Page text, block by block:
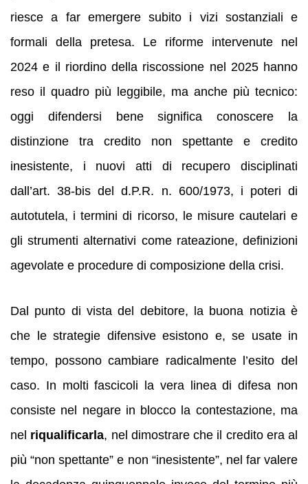
riesce a far emergere subito i vizi sostanziali e
formali della pretesa. Le riforme intervenute nel
2024 e il riordino della riscossione nel 2025 hanno
reso il quadro più leggibile, ma anche più tecnico:
oggi difendersi bene significa conoscere la
distinzione tra credito non spettante e credito
inesistente, i nuovi atti di recupero disciplinati
dall’art. 38-bis del d.P.R. n. 600/1973, i poteri di
autotutela, i termini di ricorso, le misure cautelari e
gli strumenti alternativi come rateazione, definizioni
agevolate e procedure di composizione della crisi.
Dal punto di vista del debitore, la buona notizia è
che le strategie difensive esistono e, se usate in
tempo, possono cambiare radicalmente l’esito del
caso. In molti fascicoli la vera linea di difesa non
consiste nel negare in blocco la contestazione, ma
nel riqualificarla, nel dimostrare che il credito era al
più “non spettante” e non “inesistente”, nel far valere